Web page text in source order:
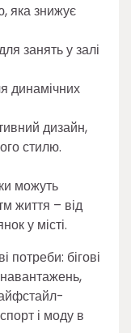
яка знижує
занять у залі
динамічних
дизайн,
стилю.
можуть
життя – від
у місті.
потреби: бігові
і моду в